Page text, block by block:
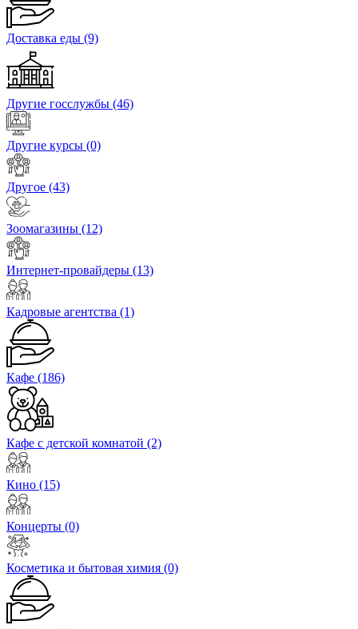
Доставка еды (9)
Другие госслужбы (46)
Другие курсы (0)
Другое (43)
Зоомагазины (12)
Интернет-провайдеры (13)
Кадровые агентства (1)
Кафе (186)
Кафе с детской комнатой (2)
Кино (15)
Концерты (0)
Косметика и бытовая химия (0)